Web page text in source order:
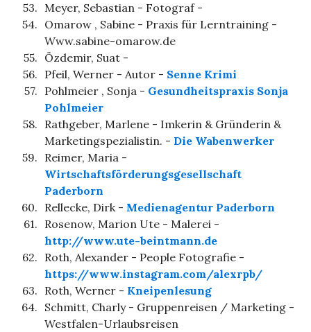
53. Meyer, Sebastian - Fotograf -
54. Omarow , Sabine - Praxis für Lerntraining -
Www.sabine-omarow.de
55. Özdemir, Suat -
56. Pfeil, Werner - Autor - Senne Krimi
57. Pohlmeier , Sonja - Gesundheitspraxis Sonja
Pohlmeier
58. Rathgeber, Marlene - Imkerin & Gründerin &
Marketingspezialistin. - Die Wabenwerker
59. Reimer, Maria -
Wirtschaftsförderungsgesellschaft
Paderborn
60. Rellecke, Dirk - Medienagentur Paderborn
61. Rosenow, Marion Ute - Malerei -
http://www.ute-beintmann.de
62. Roth, Alexander - People Fotografie -
https://www.instagram.com/alexrpb/
63. Roth, Werner - Kneipenlesung
64. Schmitt, Charly - Gruppenreisen / Marketing -
Westfalen-Urlaubsreisen